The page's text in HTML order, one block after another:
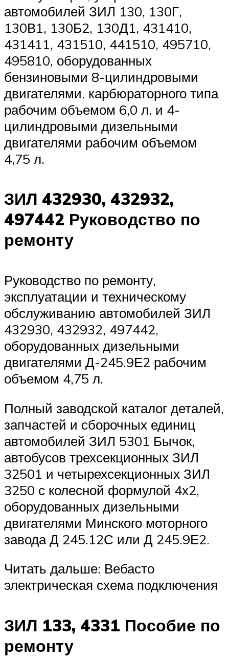
автомобилей ЗИЛ 130, 130Г,
130В1, 130Б2, 130Д1, 431410,
431411, 431510, 441510, 495710,
495810, оборудованных
бензиновыми 8-цилиндровыми
двигателями. карбюраторного типа
рабочим объемом 6,0 л. и 4-
цилиндровыми дизельными
двигателями рабочим объемом
4,75 л.
ЗИЛ 432930, 432932,
497442 Руководство по
ремонту
Руководство по ремонту,
эксплуатации и техническому
обслуживанию автомобилей ЗИЛ
432930, 432932, 497442,
оборудованных дизельными
двигателями Д-245.9Е2 рабочим
объемом 4,75 л.
Полный заводской каталог деталей,
запчастей и сборочных единиц
автомобилей ЗИЛ 5301 Бычок,
автобусов трехсекционных ЗИЛ
32501 и четырехсекционных ЗИЛ
3250 с колесной формулой 4х2,
оборудованных дизельными
двигателями Минского моторного
завода Д 245.12С или Д 245.9Е2.
Читать дальше: Вебасто
электрическая схема подключения
ЗИЛ 133, 4331 Пособие по
ремонту